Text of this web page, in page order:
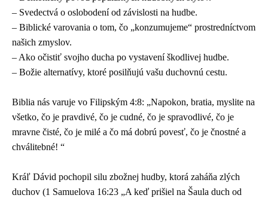
– Svedectvá o oslobodení od závislosti na hudbe.
– Biblické varovania o tom, čo „konzumujeme“ prostredníctvom
našich zmyslov.
– Ako očistiť svojho ducha po vystavení škodlivej hudbe.
– Božie alternatívy, ktoré posilňujú vašu duchovnú cestu.
Biblia nás varuje vo Filipským 4:8: „Napokon, bratia, myslite na
všetko, čo je pravdivé, čo je cudné, čo je spravodlivé, čo je
mravne čisté, čo je milé a čo má dobrú povesť, čo je čnostné a
chválitebné! “
Kráľ Dávid pochopil silu zbožnej hudby, ktorá zaháňa zlých
duchov (1 Samuelova 16:23 „A keď prišiel na Šaula duch od